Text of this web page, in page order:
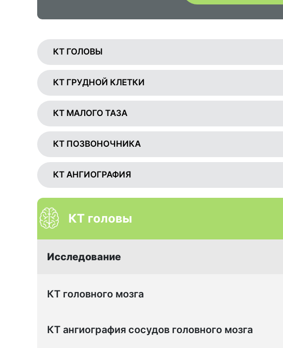
КТ ГОЛОВЫ
КТ ГРУДНОЙ КЛЕТКИ
КТ МАЛОГО ТАЗА
КТ ПОЗВОНОЧНИКА
КТ АНГИОГРАФИЯ
КТ головы
Исследование
КТ головного мозга
КТ ангиография сосудов головного мозга